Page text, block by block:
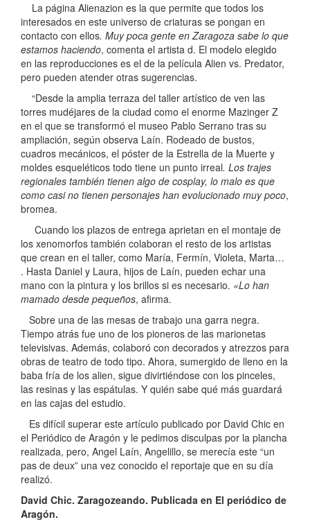
La página Alienazion es la que permite que todos los
interesados en este universo de criaturas se pongan en
contacto con ellos. Muy poca gente en Zaragoza sabe lo que
estamos haciendo, comenta el artista d. El modelo elegido
en las reproducciones es el de la película Alien vs. Predator,
pero pueden atender otras sugerencias.
“Desde la amplia terraza del taller artístico de ven las
torres mudéjares de la ciudad como el enorme Mazinger Z
en el que se transformó el museo Pablo Serrano tras su
ampliación, según observa Laín. Rodeado de bustos,
cuadros mecánicos, el póster de la Estrella de la Muerte y
moldes esqueléticos todo tiene un punto irreal. Los trajes
regionales también tienen algo de cosplay, lo malo es que
como casi no tienen personajes han evolucionado muy poco,
bromea.
Cuando los plazos de entrega aprietan en el montaje de
los xenomorfos también colaboran el resto de los artistas
que crean en el taller, como María, Fermín, Violeta, Marta…
. Hasta Daniel y Laura, hijos de Laín, pueden echar una
mano con la pintura y los brillos si es necesario. «Lo han
mamado desde pequeños, afirma.
Sobre una de las mesas de trabajo una garra negra.
Tiempo atrás fue uno de los pioneros de las marionetas
televisivas. Además, colaboró con decorados y atrezzos para
obras de teatro de todo tipo. Ahora, sumergido de lleno en la
baba fría de los alien, sigue divirtiéndose con los pinceles,
las resinas y las espátulas. Y quién sabe qué más guardará
en las cajas del estudio.
Es difícil superar este artículo publicado por David Chic en
el Periódico de Aragón y le pedimos disculpas por la plancha
realizada, pero, Angel Laín, Angelillo, se merecía este “un
pas de deux” una vez conocido el reportaje que en su día
realizó.
David Chic. Zaragozeando. Publicada en El periódico de
Aragón.